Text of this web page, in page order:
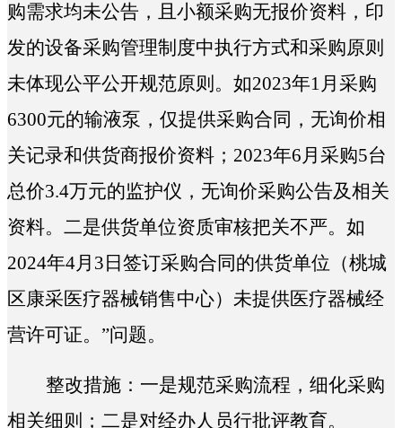
购需求均未公告，且小额采购无报价资料，印
发的设备采购管理制度中执行方式和采购原则
未体现公平公开规范原则。如2023年1月采购
6300元的输液泵，仅提供采购合同，无询价相
关记录和供货商报价资料；2023年6月采购5台
总价3.4万元的监护仪，无询价采购公告及相关
资料。二是供货单位资质审核把关不严。如
2024年4月3日签订采购合同的供货单位（桃城
区康采医疗器械销售中心）未提供医疗器械经
营许可证。 ”问题。
整改措施：一是规范采购流程，细化采购
相关细则；二是对经办人员行批评教育。